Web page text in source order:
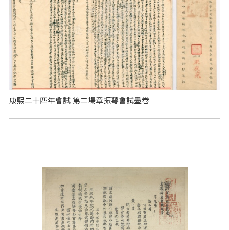
康熙二十四年會試 第二場章振萼會試墨卷